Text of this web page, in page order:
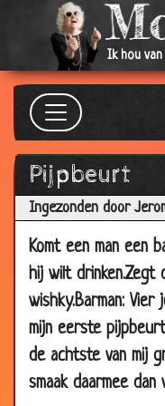
Ik hou van
Pijpbeurt
Ingezonden door
Komt een man een
hij wilt drinken.Zegt
wishky.Barman: Vier
mijn eerste
de achtste van mij
smaak daarmee dan
2003
13 Mar
2003
Mafia en
13 Mar
2003
2003
09 Mar
2003
Dooie
06 Mar
2003
Parashut
06 Mar
2003
HAHAHA
04 Mar
2003
De tuinman